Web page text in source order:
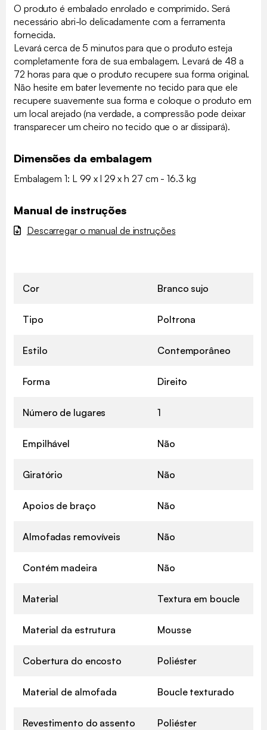
O produto é embalado enrolado e comprimido. Será
necessário abri-lo delicadamente com a ferramenta
fornecida.
Levará cerca de 5 minutos para que o produto esteja
completamente fora de sua embalagem. Levará de 48 a
72 horas para que o produto recupere sua forma original.
Não hesite em bater levemente no tecido para que ele
recupere suavemente sua forma e coloque o produto em
um local arejado (na verdade, a compressão pode deixar
transparecer um cheiro no tecido que o ar dissipará).
Dimensões da embalagem
Embalagem 1: L 99 x l 29 x h 27 cm - 16.3 kg
Manual de instruções
Descarregar o manual de instruções
Cor Branco sujo
Tipo Poltrona
Estilo Contemporâneo
Forma Direito
Número de lugares 1
Empilhável Não
Giratório Não
Apoios de braço Não
Almofadas removíveis Não
Contém madeira Não
Material Textura em boucle
Material da estrutura Mousse
Cobertura do encosto Poliéster
Material de almofada Boucle texturado
Revestimento do assento Poliéster